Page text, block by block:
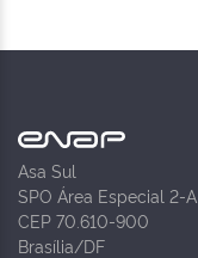
Asa Sul
SPO Área Especial 2-A
CEP 70.610-900
Brasília/DF